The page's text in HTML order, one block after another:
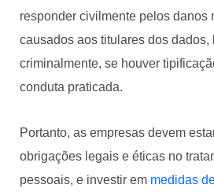
responder civilmente pelos danos
causados aos titulares dos dados,
criminalmente, se houver
conduta praticada.
Portanto, as empresas devem
obrigações legais e éticas no
pessoais, e investir em medidas